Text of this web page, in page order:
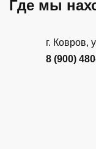
Где мы
г. Ковров,
8 (900)